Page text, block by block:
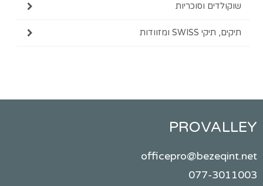
שוקולדים וסוכריות
תיקים, תיקי SWISS ומזוודות
PROVALLEY
officepro@bezeqint.net
077-3011003